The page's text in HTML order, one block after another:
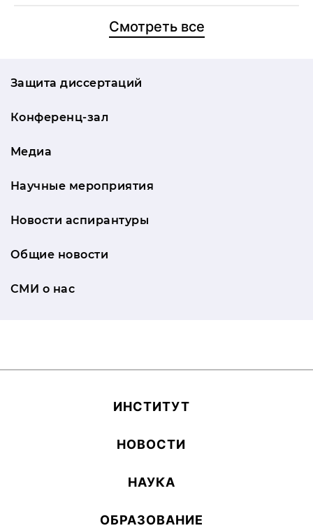
Смотреть все
Защита диссертаций
Конференц-зал
Медиа
Научные мероприятия
Новости аспирантуры
Общие новости
СМИ о нас
ИН­СТИ­ТУТ
НОВОСТИ
НАУКА
ОБ­РА­ЗОВА­НИЕ